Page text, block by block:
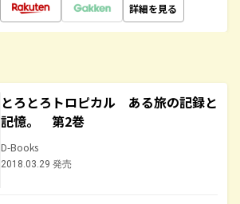
詳細を見る
とろとろトロピカル ある旅の記録と
記憶。 第2巻
D-Books
2018.03.29 発売